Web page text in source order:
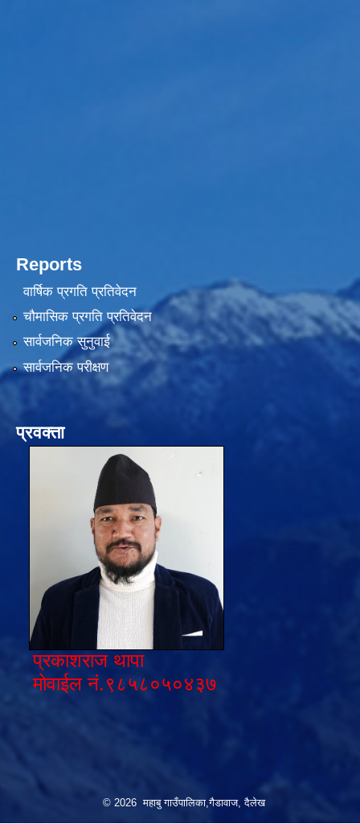
Reports
वार्षिक प्रगति प्रतिवेदन
चौमासिक प्रगति प्रतिवेदन
सार्वजनिक सुनुवाई
सार्वजनिक परीक्षण
प्रवक्ता
प्रकाशराज थापा
मोवाईल नं.९८५८०५०४३७
© 2026 महाबु गाउँपालिका,गैडावाज, दैलेख